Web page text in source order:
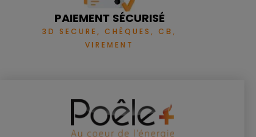
PAIEMENT SÉCURISÉ
3D SECURE, CHÈQUES, CB,
VIREMENT